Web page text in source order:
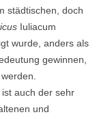
städtischen, doch
Iuliacum
wurde, anders als
gewinnen,
auch der sehr
und